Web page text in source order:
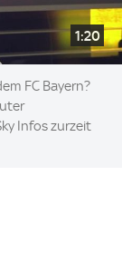
1:20
FC Bayern?
Infos zurzeit